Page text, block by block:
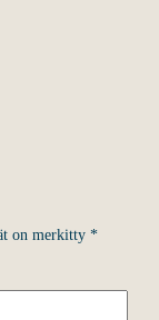
on merkitty *